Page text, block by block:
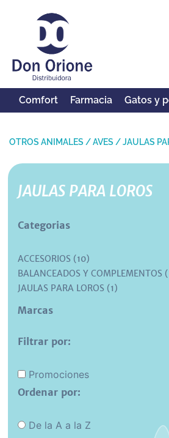
Comfort Farmacia Gatos y
OTROS ANIMALES /AVES /JAULAS
JAULAS PARA LOROS
Categorias
ACCESORIOS (10)
BALANCEADOS Y COMPLEMENTOS
JAULAS PARA LOROS (1)
Marcas
Filtrar por:
Promociones
Ordenar por:
De la A a la Z